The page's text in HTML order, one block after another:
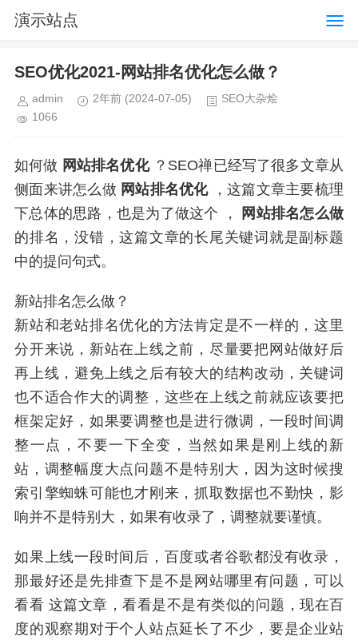
演示站点
SEO优化2021-网站排名优化怎么做？
admin 2年前 (2024-07-05)
SEO大杂烩
1066
如何做 网站排名优化 ？SEO禅已经写了很多文章从
侧面来讲怎么做 网站排名优化
，这篇文章主要梳理
下总体的思路，也是为了做这个
，
网站排名怎么做
的排名，没错，这篇文章的长尾关键词就是副标题
中的提问句式。
新站排名怎么做？
新站和老站排名优化的方法肯定是不一样的，这里
分开来说，新站在上线之前，尽量要把网站做好后
再上线，避免上线之后有较大的结构改动，关键词
也不适合作大的调整，这些在上线之前就应该要把
框架定好，如果要调整也是进行微调，一段时间调
整一点，不要一下全变，当然如果是刚上线的新
站，调整幅度大点问题不是特别大，因为这时候搜
索引擎蜘蛛可能也才刚来，抓取数据也不勤快，影
响并不是特别大，如果有收录了，调整就要谨慎。
如果上线一段时间后，百度或者谷歌都没有收录，
那最好还是先排查下是不是网站哪里有问题，可以
看看 这篇文章，看看是不是有类似的问题，现在百
度的观察期对于个人站点延长了不少，要是企业站